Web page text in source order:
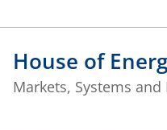
House of
Markets, Systems and